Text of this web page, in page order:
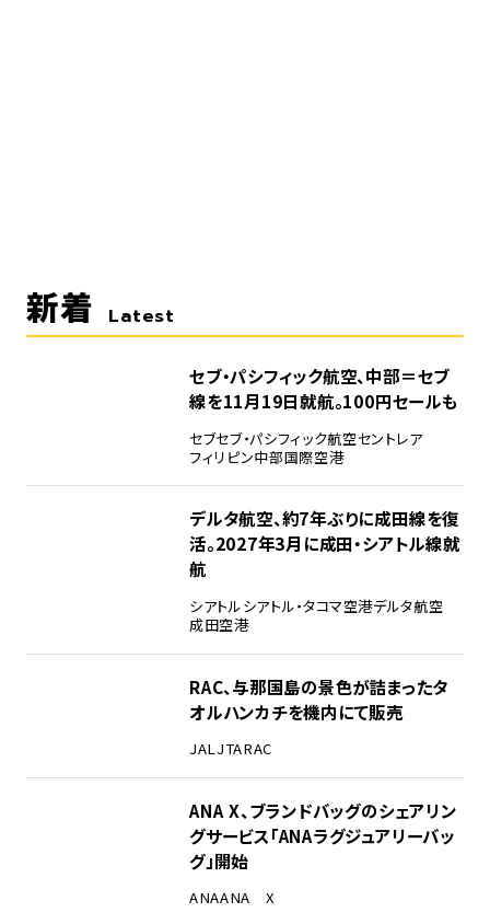
新着 Latest
セブ・パシフィック航空、中部＝セブ
線を11月19日就航。100円セールも
セブセブ・パシフィック航空セントレア
フィリピン中部国際空港
デルタ航空、約7年ぶりに成田線を復
活。2027年3月に成田・シアトル線就
航
シアトルシアトル・タコマ空港デルタ航空
成田空港
RAC、与那国島の景色が詰まったタ
オルハンカチを機内にて販売
JALJTARAC
ANA X、ブランドバッグのシェアリン
グサービス「ANAラグジュアリーバッ
グ」開始
ANAANA X